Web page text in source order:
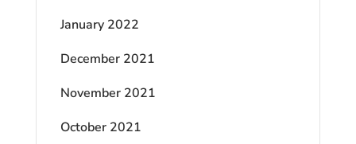
January 2022
December 2021
November 2021
October 2021